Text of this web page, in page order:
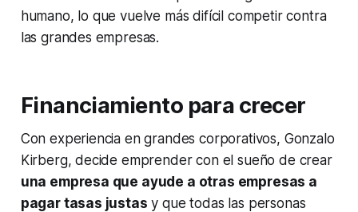
humano, lo que vuelve más difícil competir contra
las grandes empresas.
Financiamiento para crecer
Con experiencia en grandes corporativos, Gonzalo
Kirberg, decide emprender con el sueño de crear
una empresa que ayude a otras empresas a
pagar tasas justas y que todas las personas